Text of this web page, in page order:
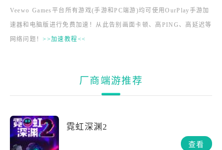
Veewo Games平台所有游戏(手游和PC端游)均可使用OurPlay手游加
速器和电脑版进行免费加速！从此告别画面卡顿、高PING、高延迟等
网络问题！>>加速教程<<
厂商端游推荐
霓虹深渊2
查看